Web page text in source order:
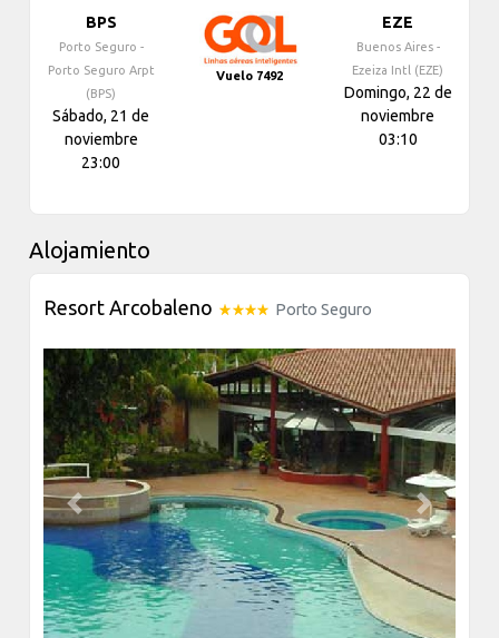
BPS
Porto Seguro -
Porto Seguro Arpt
(BPS)
Sábado, 21 de
noviembre
23:00
Vuelo 7492
EZE
Buenos Aires -
Ezeiza Intl (EZE)
Domingo, 22 de
noviembre
03:10
Alojamiento
Resort Arcobaleno Porto Seguro
Previous Next